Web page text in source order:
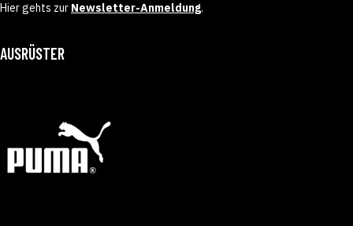
Hier gehts zur Newsletter-Anmeldung.
AUSRÜSTER